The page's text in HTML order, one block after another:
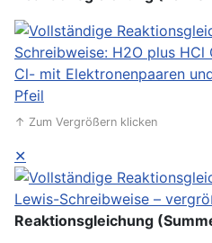
↑ Zum Vergrößern klicken
✕
Reaktionsgleichung